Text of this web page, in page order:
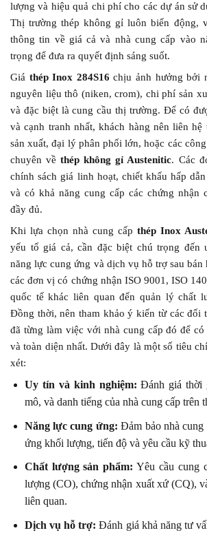
lượng và hiệu quả chi phí cho các dự án sử
Thị trường thép không gỉ luôn biến động,
thông tin về giá cả và nhà cung cấp vào
trọng để đưa ra quyết định sáng suốt.
Giá thép Inox 284S16 chịu ảnh hưởng bởi
nguyên liệu thô (niken, crom), chi phí sản
và đặc biệt là cung cầu thị trường. Để có
và cạnh tranh nhất, khách hàng nên liên
sản xuất, đại lý phân phối lớn, hoặc các
chuyên vềthép không gỉ Austenitic. Các
chính sách giá linh hoạt, chiết khấu hấp
và có khả năng cung cấp các chứng nhận
đầy đủ.
Khi lựa chọn nhà cung cấp thép Inox
yếu tố giá cả, cần đặc biệt chú trọng đến
năng lực cung ứng và dịch vụ hỗ trợ sau bán
các đơn vị có chứng nhận ISO 9001, ISO
quốc tế khác liên quan đến quản lý chất
Đồng thời, nên tham khảo ý kiến từ các đối
đã từng làm việc với nhà cung cấp đó để
và toàn diện nhất. Dưới đây là một số tiêu
xét:
Uy tín và kinh nghiệm: Đánh giá thời
mô, và danh tiếng của nhà cung cấp trên
Năng lực cung ứng: Đảm bảo nhà cung
ứng khối lượng, tiến độ và yêu cầu kỹ
Chất lượng sản phẩm: Yêu cầu cung
lượng (CO), chứng nhận xuất xứ (CQ),
liên quan.
Dịch vụ hỗ trợ: Đánh giá khả năng tư